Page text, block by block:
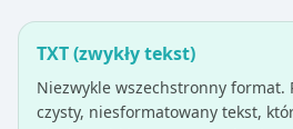
TXT (zwykły tekst)
Niezwykle wszechstronny format.
czysty, niesformatowany tekst,